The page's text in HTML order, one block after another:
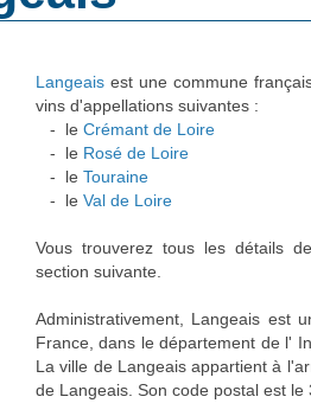
Langeais est une commune
vins d'appellations suivantes :
- le Crémant de Loire
- le Rosé de Loire
- le Touraine
- le Val de Loire
Vous trouverez tous les détails
section suivante.
Administrativement, Langeais est
France, dans le département de l'
La ville de Langeais appartient à
de Langeais. Son code postal est le